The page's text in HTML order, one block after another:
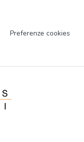
Preferenze cookies